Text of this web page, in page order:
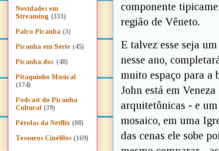
componente
região de Vêneto.
E talvez esse seja
nesse ano,
muito espaço para a
John está em
arquitetônicas - e
mosaico, em uma
das cenas ele sobe
Novidades em
Streaming (333)
Palco Picanha (3)
Picanha em Série (45)
Picanha.doc (48)
Pitaquinho Musical
(174)
Podcast do Picanha
Cultural (39)
Pérolas da Netflix (88)
Tesouros Cinéfilos (169)